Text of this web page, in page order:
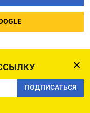
ПОДПИСАТЬСЯ